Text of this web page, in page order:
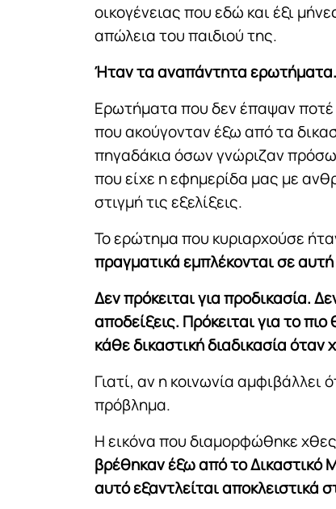
οικογένειας που εδώ και έξι
απώλεια του παιδιού της.
Ήταν τα αναπάντητα ερωτήματα.
Ερωτήματα που δεν έπαψαν
που ακούγονταν έξω από τα
πηγαδάκια όσων γνώριζαν
που είχε η εφημερίδα μας με
στιγμή τις εξελίξεις.
Το ερώτημα που κυριαρχούσε
πραγματικά εμπλέκονται σε
Δεν πρόκειται για προδικασία.
αποδείξεις. Πρόκειται για το
κάθε δικαστική διαδικασία
Γιατί, αν η κοινωνία αμφιβάλλει
πρόβλημα.
Η εικόνα που διαμορφώθηκε
βρέθηκαν έξω από το Δικαστικό
αυτό εξαντλείται